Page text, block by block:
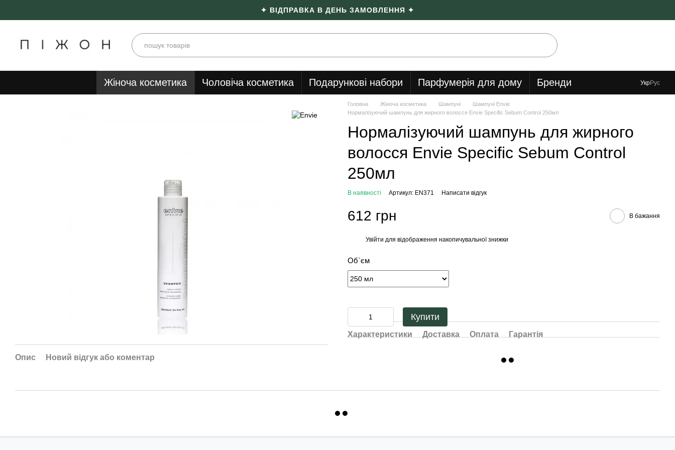
✦ ВІДПРАВКА В ДЕНЬ ЗАМОВЛЕННЯ ✦
Жіноча косметика Чоловіча косметика Подарункові набори Парфумерія для дому Бренди УкрРус
Опис Новий відгук або коментар
Головна Жіноча косметика Шампуні
Шампуні Envie
Нормалізуючий шампунь для жирного волосся Envie Specific Sebum Control 250мл
Нормалізуючий шампунь для жирного
волосся Envie Specific Sebum Control
250мл
В наявності Артикул: EN371 Написати відгук
612 грн В бажання
Увійти для відображення накопичувальної знижки
Об`єм
Купити
Характеристики Доставка Оплата Гарантія